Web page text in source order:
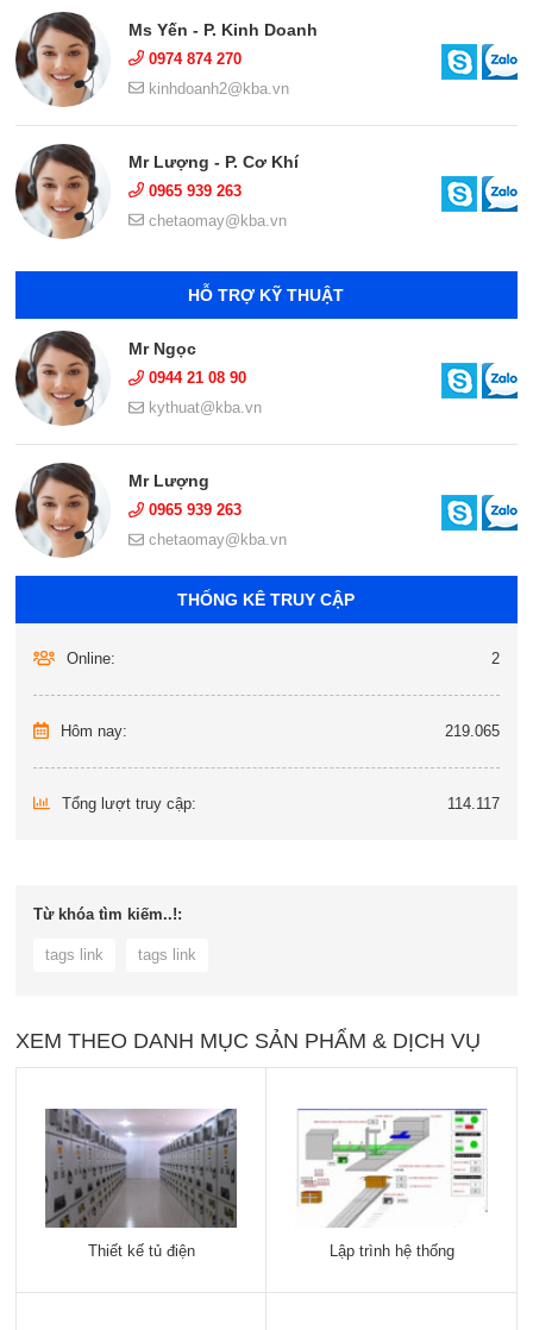
Ms Yến - P. Kinh Doanh
0974 874 270
kinhdoanh2@kba.vn
Mr Lượng - P. Cơ Khí
0965 939 263
chetaomay@kba.vn
HỖ TRỢ KỸ THUẬT
Mr Ngọc
0944 21 08 90
kythuat@kba.vn
Mr Lượng
0965 939 263
chetaomay@kba.vn
THỐNG KÊ TRUY CẬP
Online: 2
Hôm nay: 219.065
Tổng lượt truy cập: 114.117
Từ khóa tìm kiếm..!:
tags link tags link
XEM THEO DANH MỤC SẢN PHẨM & DỊCH VỤ
Thiết kế tủ điện Lập trình hệ thống